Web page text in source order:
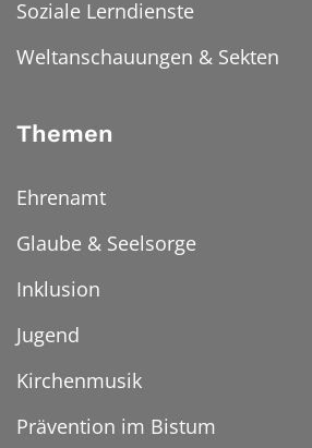
Soziale Lerndienste
Weltanschauungen & Sekten
Themen
Ehrenamt
Glaube & Seelsorge
Inklusion
Jugend
Kirchenmusik
Prävention im Bistum